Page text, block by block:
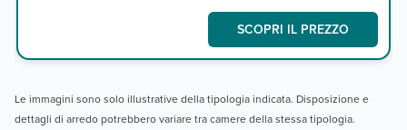
SCOPRI IL PREZZO
Le immagini sono solo illustrative della tipologia indicata. Disposizione e
dettagli di arredo potrebbero variare tra camere della stessa tipologia.